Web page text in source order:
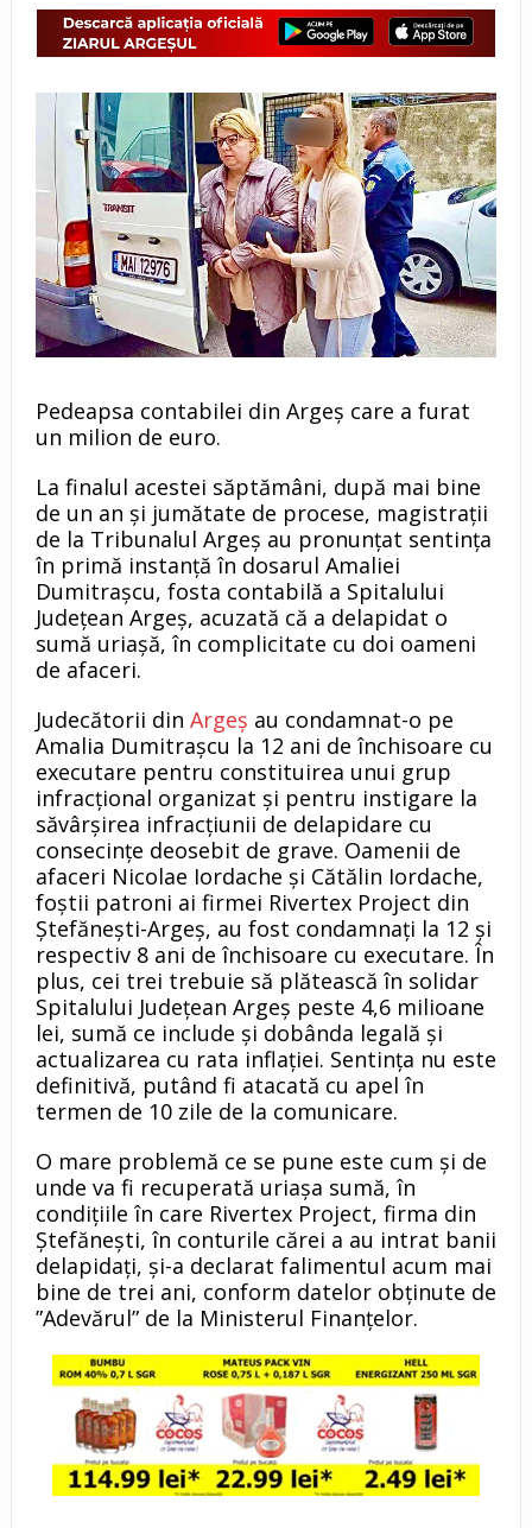
Pedeapsa contabilei din Argeș care a furat
un milion de euro.
La finalul acestei săptămâni, după mai bine
de un an și jumătate de procese, magistrații
de la Tribunalul Argeș au pronunțat sentința
în primă instanță în dosarul Amaliei
Dumitrașcu, fosta contabilă a Spitalului
Județean Argeș, acuzată că a delapidat o
sumă uriașă, în complicitate cu doi oameni
de afaceri.
Judecătorii din Argeș au condamnat-o pe
Amalia Dumitrașcu la 12 ani de închisoare cu
executare pentru constituirea unui grup
infracțional organizat și pentru instigare la
săvârșirea infracțiunii de delapidare cu
consecințe deosebit de grave. Oamenii de
afaceri Nicolae Iordache și Cătălin Iordache,
foștii patroni ai firmei Rivertex Project din
Ștefănești-Argeș, au fost condamnați la 12 și
respectiv 8 ani de închisoare cu executare. În
plus, cei trei trebuie să plătească în solidar
Spitalului Județean Argeș peste 4,6 milioane
lei, sumă ce include și dobânda legală și
actualizarea cu rata inflației. Sentința nu este
definitivă, putând fi atacată cu apel în
termen de 10 zile de la comunicare.
O mare problemă ce se pune este cum și de
unde va fi recuperată uriașa sumă, în
condiţiile în care Rivertex Project, firma din
Ştefăneşti, în conturile cărei a au intrat banii
delapidați, şi-a declarat falimentul acum mai
bine de trei ani, conform datelor obţinute de
”Adevărul” de la Ministerul Finanţelor.